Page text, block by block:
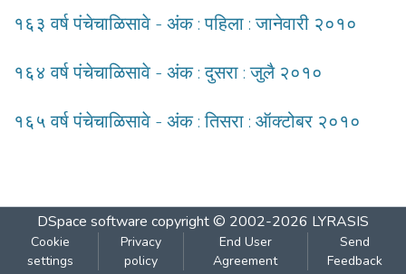
१६३ वर्ष पंचेचाळिसावे - अंक : पहिला : जानेवारी २०१०
१६४ वर्ष पंचेचाळिसावे - अंक : दुसरा : जुलै २०१०
१६५ वर्ष पंचेचाळिसावे - अंक : तिसरा : ऑक्टोबर २०१०
DSpace software copyright © 2002-2026 LYRASIS
Cookie
settings
Privacy
policy
End User
Agreement
Send
Feedback